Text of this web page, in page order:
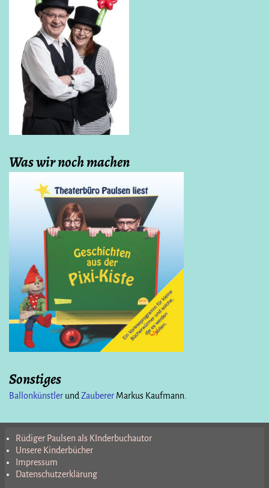
Was wir noch machen
Sonstiges
Ballonkünstler und Zauberer Markus Kaufmann.
Rüdiger Paulsen als KInderbuchautor
Unsere Kinderbücher
Impressum
Datenschutzerklärung